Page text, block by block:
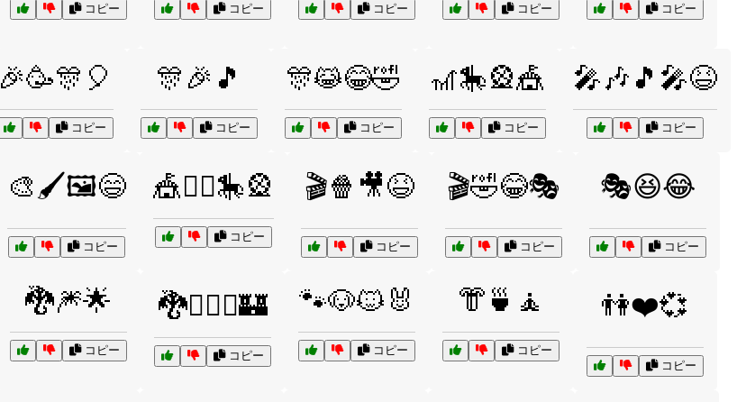
コピー コピー コピー コピー コピー
🎉🥳🎊🎈
コピー
🎊🎉🎵
コピー
🎊😹😂🤣
コピー
🎢🎠🎡🎪
コピー
🎤🎶🎵🎤😆
コピー
🎨🖌️🖼️😄
コピー
🎪🤹‍♂️🎠🎡
コピー
🎬🍿🎥😆
コピー
🎬🤣😂🎭
コピー
🎭😆😂
コピー
🐉🎆🌟
コピー
🐉🧙‍♂️⚔️🏰
コピー
🐾🐶🐱🐰
コピー
👘🍵🧘
コピー
👫❤️💞
コピー